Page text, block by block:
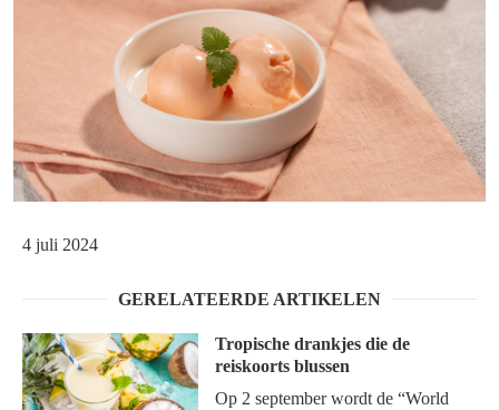
4 juli 2024
GERELATEERDE ARTIKELEN
Tropische drankjes die de
reiskoorts blussen
Op 2 september wordt de “World